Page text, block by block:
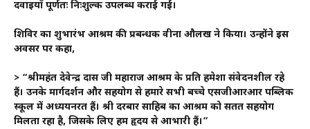
दवाइयाँ पूर्णतः निःशुल्क उपलब्ध कराई गईं।
शिविर का शुभारंभ आश्रम की प्रबन्धक वीना औलख ने किया। उन्होंने इस
अवसर पर कहा,
> “श्रीमहंत देवेन्द्र दास जी महाराज आश्रम के प्रति हमेशा संवेदनशील रहे
हैं। उनके मार्गदर्शन और सहयोग से हमारे सभी बच्चे एसजीआरआर पब्लिक
स्कूल में अध्ययनरत हैं। श्री दरबार साहिब का आश्रम को सतत सहयोग
मिलता रहा है, जिसके लिए हम हृदय से आभारी हैं।”